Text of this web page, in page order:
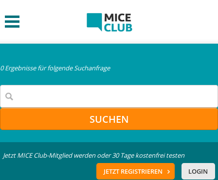
0 Ergebnisse für folgende Suchanfrage
SUCHEN
Jetzt MICE Club-Mitglied werden oder 30 Tage kostenfrei testen
JETZT REGISTRIEREN
LOGIN